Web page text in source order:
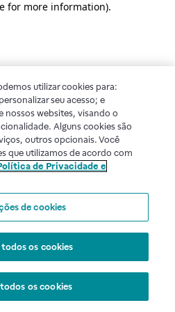
for more information).
utilizar cookies para:
seu acesso; e
nossos websites, visando o
Alguns cookies são
outros opcionais. Você
que utilizamos de acordo com
de Privacidade e
de cookies
os cookies
os cookies